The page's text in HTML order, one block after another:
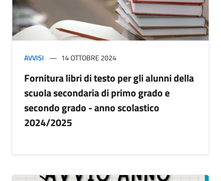
AVVISI 14 OTTOBRE 2024
Fornitura libri di testo per gli alunni della
scuola secondaria di primo grado e
secondo grado - anno scolastico
2024/2025